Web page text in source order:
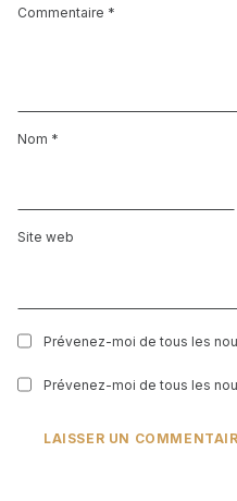
Commentaire *
Nom *
Site web
Prévenez-moi de tous les
Prévenez-moi de tous les